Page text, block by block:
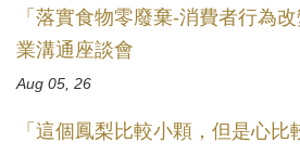
「落實食物零廢棄-消費者行為
業溝通座談會
Aug 05, 26
「這個鳳梨比較小顆，但是心比